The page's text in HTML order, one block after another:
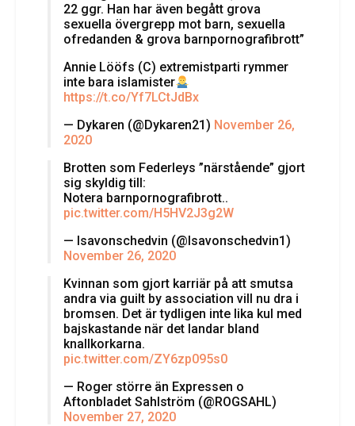
22 ggr. Han har även begått grova
sexuella övergrepp mot barn, sexuella
ofredanden & grova barnpornografibrott”
Annie Lööfs (C) extremistparti rymmer
inte bara islamister
https://t.co/Yf7LCtJdBx
— Dykaren (@Dykaren21) November 26,
2020
Brotten som Federleys ”närstående” gjort
sig skyldig till:
Notera barnpornografibrott..
pic.twitter.com/H5HV2J3g2W
— Isavonschedvin (@Isavonschedvin1)
November 26, 2020
Kvinnan som gjort karriär på att smutsa
andra via guilt by association vill nu dra i
bromsen. Det är tydligen inte lika kul med
bajskastande när det landar bland
knallkorkarna.
pic.twitter.com/ZY6zp095s0
— Roger större än Expressen o
Aftonbladet Sahlström (@ROGSAHL)
November 27, 2020